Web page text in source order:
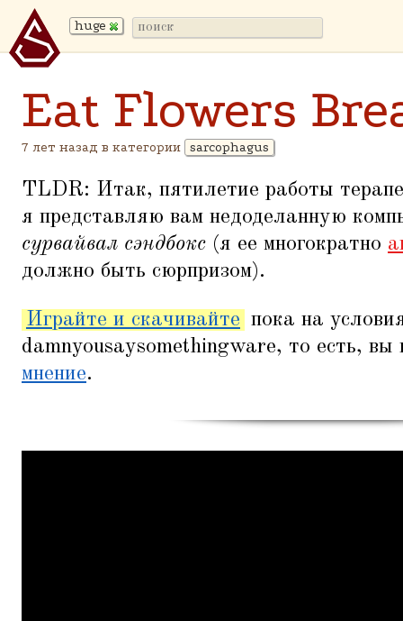
huge
Eat Flowers
7 лет назад в категории sarcophagus
TLDR: Итак, пятилетие работы
я представляю вам недоделанную
сурвайвал сэндбокс (я ее многократно
должно быть сюрпризом).
Играйте и скачивайте пока на
damnyousaysomethingware, то есть, вы
мнение.